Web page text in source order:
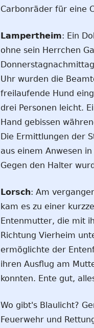
Carbonräder für eine
Lampertheim: Ein
ohne sein Herrchen
Uhr wurden die
freilaufende Hund
drei Personen leicht.
Hand gebissen
Die Ermittlungen der
aus einem Anwesen
Gegen den Halter
Lorsch: Am
kam es zu einer
Entenmutter, die mit
Richtung Vierheim
ermöglichte der
ihren Ausflug am
konnten. Ente gut,
Wo gibt's Blaulicht?
Feuerwehr und